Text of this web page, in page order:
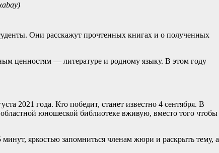
Они расскажут прочтенных книгах и о полученных
ценностям — литературе и родному языку. В этом году
2021 года. Кто победит, станет известно 4 сентября. В
юношеской библиотеке вживую, вместо того чтобы
яркостью запомниться членам жюри и раскрыть тему, а